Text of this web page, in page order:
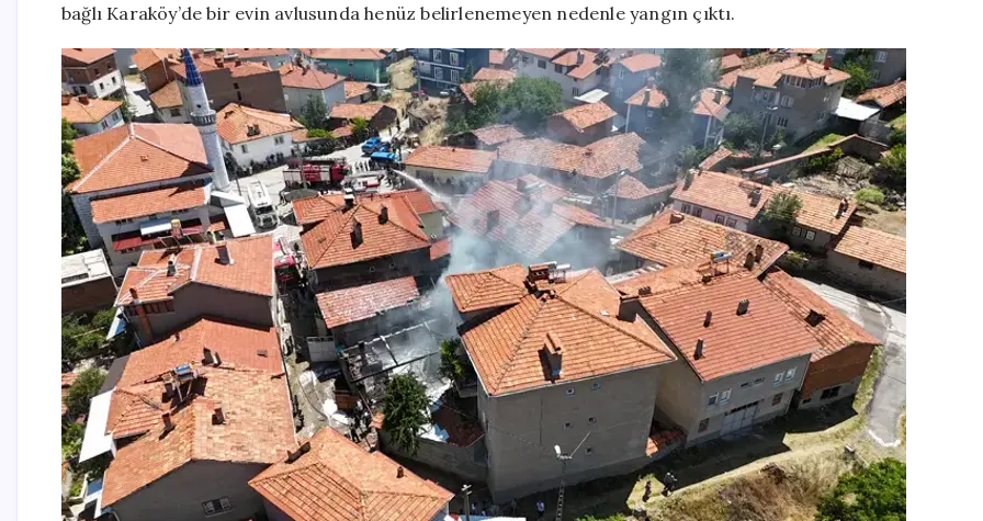
ve
2
araç
zarar
gördü
için
bağlı Karaköy’de bir evin avlusunda henüz belirlenemeyen nedenle yangın çıktı.